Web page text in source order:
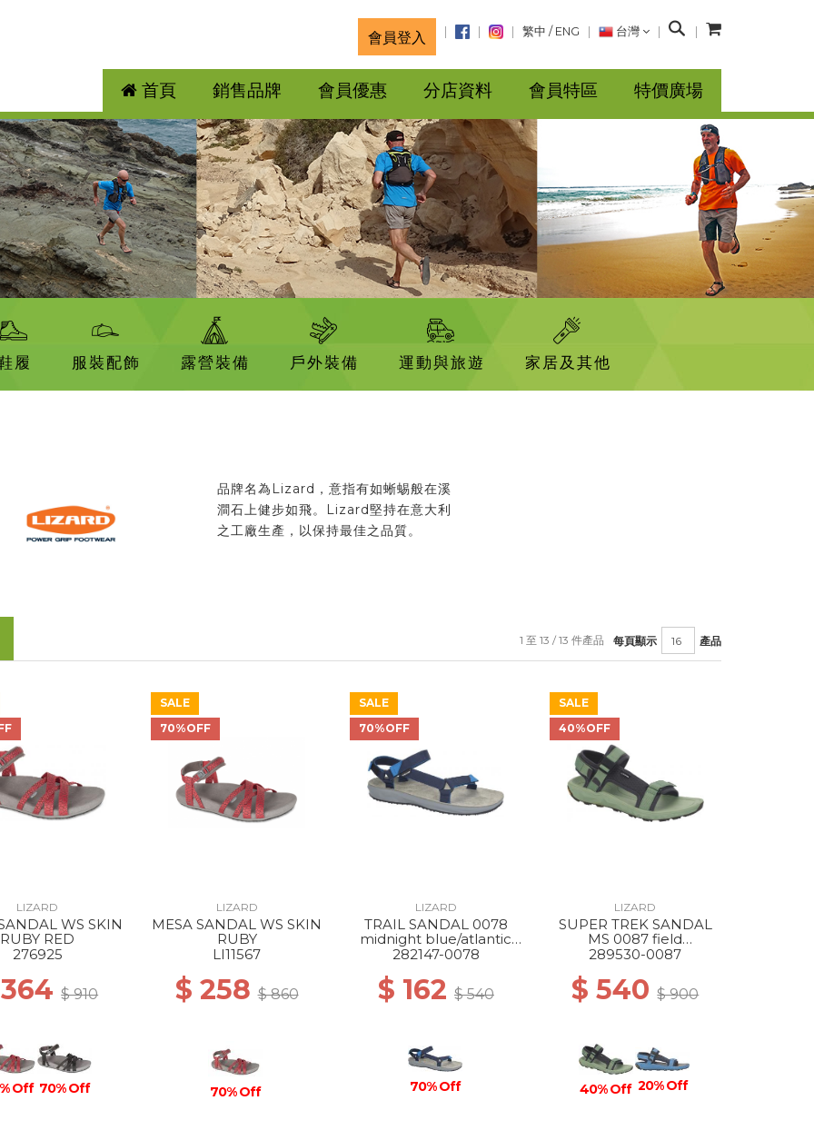
會員登入 繁中 / ENG 台灣
搜
首頁 銷售品牌 會員優惠 分店資料 會員特區 特價廣場
履 服裝配飾 露營裝備 戶外裝備 運動與旅遊 家居及其他
品牌名為Lizard，意指有如蜥蜴般在溪
澗石上健步如飛。Lizard堅持在意大利
之工廠生產，以保持最佳之品質。
每頁顯示 產品
1 至 13 / 13 件產品
LIZARD
WS SKIN
RUBY RED
276925
$ 910
Off 70% Off
SALE
70%OFF
LIZARD
MESA SANDAL WS SKIN
RUBY
LI11567
$ 258$ 860
70% Off
SALE
70%OFF
LIZARD
TRAIL SANDAL 0078
midnight blue/atlantic
blue
282147-0078
$ 162 $ 540
70% Off
SALE
40%OFF
LIZARD
SUPER TREK SANDAL
MS 0087 field
green/dark grey
289530-0087
$ 540$ 900
40% Off 20% Off